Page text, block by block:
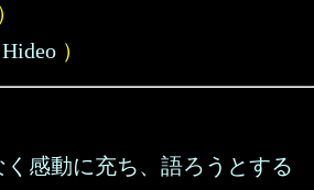
）
）
く感動に充ち、語ろうとする